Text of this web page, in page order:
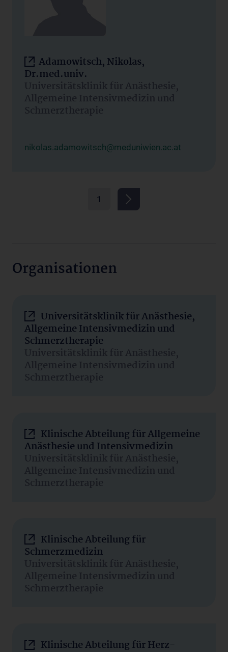
Adamowitsch, Nikolas,
Dr.med.univ.
Universitätsklinik für Anästhesie,
Allgemeine Intensivmedizin und
Schmerztherapie
nikolas.adamowitsch@meduniwien.ac.at
1
Organisationen
Universitätsklinik für Anästhesie,
Allgemeine Intensivmedizin und
Schmerztherapie
Universitätsklinik für Anästhesie,
Allgemeine Intensivmedizin und
Schmerztherapie
Klinische Abteilung für Allgemeine
Anästhesie und Intensivmedizin
Universitätsklinik für Anästhesie,
Allgemeine Intensivmedizin und
Schmerztherapie
Klinische Abteilung für
Schmerzmedizin
Universitätsklinik für Anästhesie,
Allgemeine Intensivmedizin und
Schmerztherapie
Klinische Abteilung für Herz-